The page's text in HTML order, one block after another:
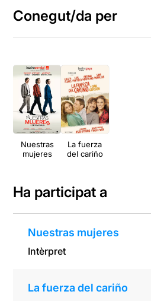
Conegut/da per
Nuestras
mujeres
La fuerza
del cariño
Ha participat a
Nuestras mujeres
Intèrpret
La fuerza del cariño